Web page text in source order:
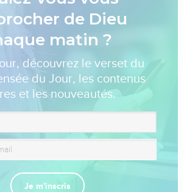
de Dieu
matin ?
découvrez le verset du
du Jour, les contenus
et les nouveautés.
Je m'inscris